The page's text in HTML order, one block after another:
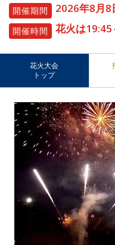
開催期間 2026年8月8
開催時間 花火は19:45
花火大会
トップ